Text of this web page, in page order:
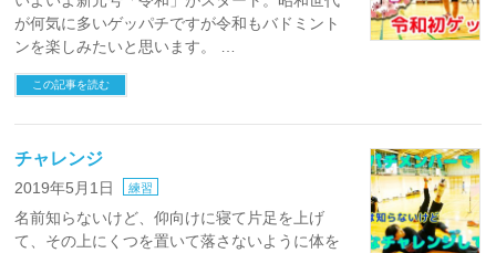
が何気に多いゲッパチですが令和もバドミント
ンを楽しみたいと思います。 …
この記事を読む
チャレンジ
2019年5月1日 練習
名前知らないけど、仰向けに寝て片足を上げ
て、その上にくつを置いて落さないように体を